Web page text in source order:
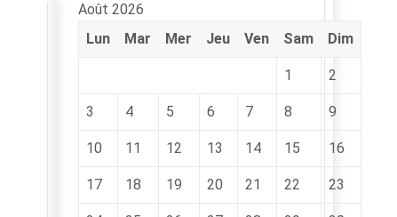
Août 2026
Lun
Mar Mer Jeu Ven Sam Dim
1 2
3 4 5 6 7 8 9
10 11 12 13 14 15 16
17 18 19 20 21 22 23